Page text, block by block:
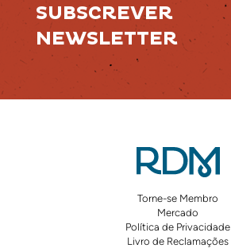
SUBSCREVER
NEWSLETTER
Torne-se Membro
Mercado
Política de Privacidade
Livro de Reclamações